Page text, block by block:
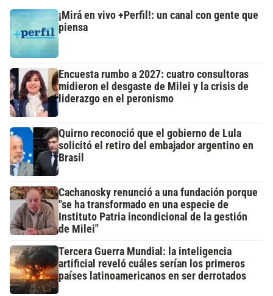
¡Mirá en vivo +Perfil!: un canal con gente que
piensa
Encuesta rumbo a 2027: cuatro consultoras
midieron el desgaste de Milei y la crisis de
liderazgo en el peronismo
Quirno reconoció que el gobierno de Lula
solicitó el retiro del embajador argentino en
Brasil
Cachanosky renunció a una fundación porque
"se ha transformado en una especie de
Instituto Patria incondicional de la gestión
de Milei"
Tercera Guerra Mundial: la inteligencia
artificial reveló cuáles serían los primeros
países latinoamericanos en ser derrotados